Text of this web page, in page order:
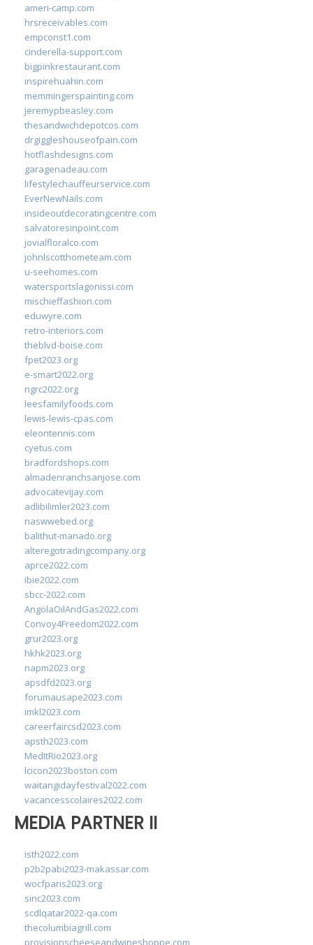
ameri-camp.com
hrsreceivables.com
empconst1.com
cinderella-support.com
bigpinkrestaurant.com
inspirehuahin.com
memmingerspainting.com
jeremypbeasley.com
thesandwichdepotcos.com
drgiggleshouseofpain.com
hotflashdesigns.com
garagenadeau.com
lifestylechauffeurservice.com
EverNewNails.com
insideoutdecoratingcentre.com
salvatoresinpoint.com
jovialfloralco.com
johnlscotthometeam.com
u-seehomes.com
watersportslagonissi.com
mischieffashion.com
eduwyre.com
retro-interiors.com
theblvd-boise.com
fpet2023.org
e-smart2022.org
ngrc2022.org
leesfamilyfoods.com
lewis-lewis-cpas.com
eleontennis.com
cyetus.com
bradfordshops.com
almadenranchsanjose.com
advocatevijay.com
adlibilimler2023.com
naswwebed.org
balithut-manado.org
alteregotradingcompany.org
aprce2022.com
ibie2022.com
sbcc-2022.com
AngolaOilAndGas2022.com
Convoy4Freedom2022.com
grur2023.org
hkhk2023.org
napm2023.org
apsdfd2023.org
forumausape2023.com
imkl2023.com
careerfaircsd2023.com
apsth2023.com
MedItRio2023.org
lcicon2023boston.com
waitangidayfestival2022.com
vacancesscolaires2022.com
MEDIA PARTNER II
isth2022.com
p2b2pabi2023-makassar.com
wocfparis2023.org
sinc2023.com
scdlqatar2022-qa.com
thecolumbiagrill.com
provisionscheeseandwineshoppe.com